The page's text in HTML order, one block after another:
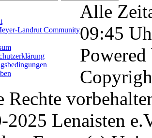
Landrut Community
Alle
09:45
Rechte
Lenaisten